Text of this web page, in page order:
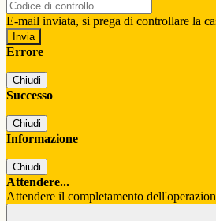
E-mail inviata, si prega di controllare la
Errore
Chiudi
Successo
Chiudi
Informazione
Chiudi
Attendere...
Attendere il completamento